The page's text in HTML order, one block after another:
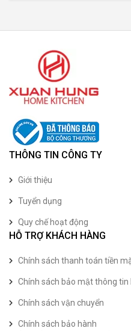
THÔNG TIN CÔNG TY
Giới thiệu
Tuyển dụng
Quy chế hoạt động
HỖ TRỢ KHÁCH HÀNG
Chính sách thanh toán tiền
Chính sách bảo mật thông tin
Chính sách vận chuyển
Chính sách bảo hành